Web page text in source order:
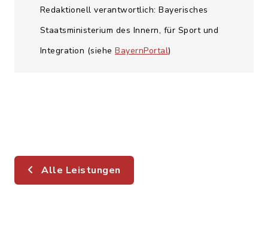
Redaktionell verantwortlich: Bayerisches
Staatsministerium des Innern, für Sport und
Integration (siehe BayernPortal)
Alle Leistungen